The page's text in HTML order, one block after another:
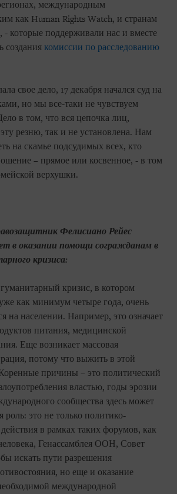
международным
как Human Rights Watch, и странам
поддерживали нас и вместе
создания комиссии по расследованию
свое дело, 17 декабря начался суд на
но мы все-таки не чувствуем
в том, что вся цепочка лиц,
резню, так и не установлена. Нам
на скамье подсудимых всех, кто
– прямое или косвенное, - в том
верхушки.
Фелисиано Рейес
в оказании помощи согражданам в
кризиса:
кризис, в котором
как минимум четыре года, очень
на населении. Например, это означает
питания, медицинской
Еще возникает массовая
потому что выжить в этой
причины – это политический
властью, годы эрозии
сообщества здесь может
роль: это не только политико-
в рамках таких форумов, как
Генассамблея ООН, Совет
искать пути разрешения
но еще и оказание
международной